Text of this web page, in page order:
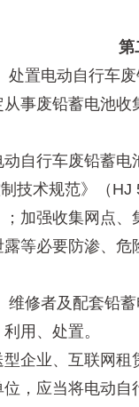
第
处置电动自行车
事废铅蓄电池
行车废铅蓄电
技术规范》（
加强收集网点
等必要防渗、
维修者及配套铅
用、处置。
业、互联网租
，应当将电动